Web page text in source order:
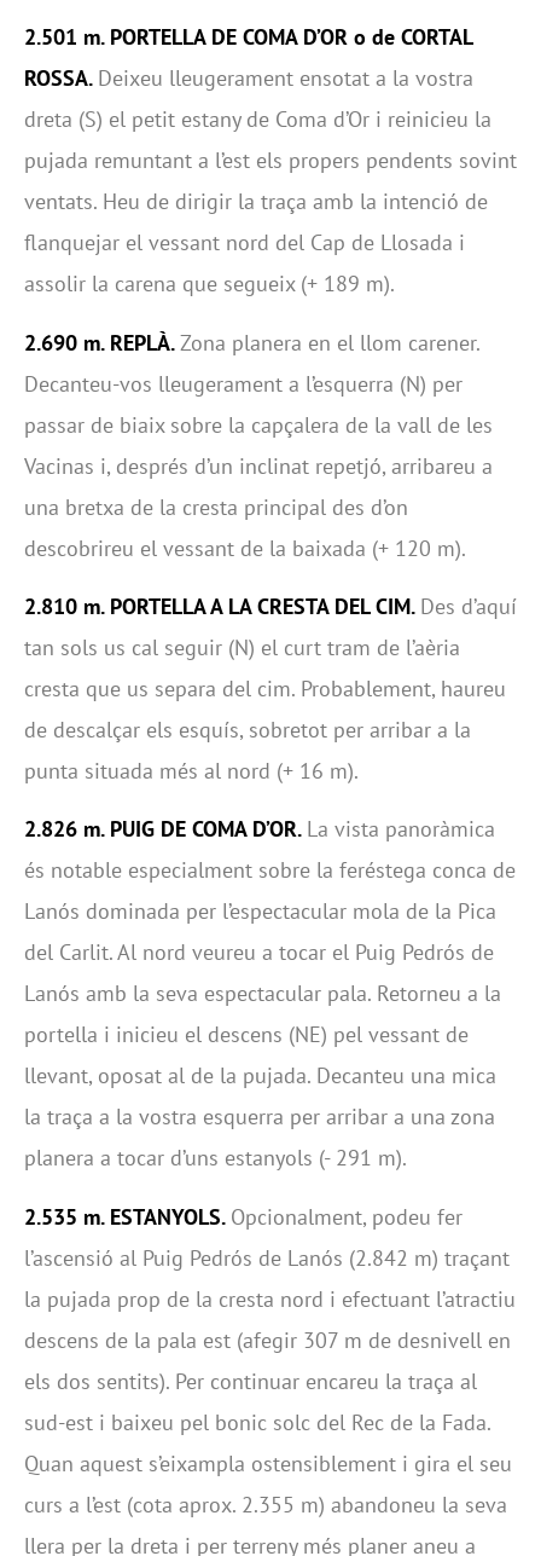
2.501 m. PORTELLA DE COMA D’OR o de CORTAL
ROSSA. Deixeu lleugerament ensotat a la vostra
dreta (S) el petit estany de Coma d’Or i reinicieu la
pujada remuntant a l’est els propers pendents sovint
ventats. Heu de dirigir la traça amb la intenció de
flanquejar el vessant nord del Cap de Llosada i
assolir la carena que segueix (+ 189 m).
2.690 m. REPLÀ.Zona planera en el llom carener.
Decanteu-vos lleugerament a l’esquerra (N) per
passar de biaix sobre la capçalera de la vall de les
Vacinas i, després d’un inclinat repetjó, arribareu a
una bretxa de la cresta principal des d’on
descobrireu el vessant de la baixada (+ 120 m).
2.810 m. PORTELLA A LA CRESTA DEL CIM. Des d’aquí
tan sols us cal seguir (N) el curt tram de l’aèria
cresta que us separa del cim. Probablement, haureu
de descalçar els esquís, sobretot per arribar a la
punta situada més al nord (+ 16 m).
2.826 m. PUIG DE COMA D’OR. La vista panoràmica
és notable especialment sobre la feréstega conca de
Lanós dominada per l’espectacular mola de la Pica
del Carlit. Al nord veureu a tocar el Puig Pedrós de
Lanós amb la seva espectacular pala. Retorneu a la
portella i inicieu el descens (NE) pel vessant de
llevant, oposat al de la pujada. Decanteu una mica
la traça a la vostra esquerra per arribar a una zona
planera a tocar d’uns estanyols (- 291 m).
2.535 m. ESTANYOLS. Opcionalment, podeu fer
l’ascensió al Puig Pedrós de Lanós (2.842 m) traçant
la pujada prop de la cresta nord i efectuant l’atractiu
descens de la pala est (afegir 307 m de desnivell en
els dos sentits). Per continuar encareu la traça al
sud-est i baixeu pel bonic solc del Rec de la Fada.
Quan aquest s’eixampla ostensiblement i gira el seu
curs a l’est (cota aprox. 2.355 m) abandoneu la seva
llera per la dreta i per terreny més planer aneu a